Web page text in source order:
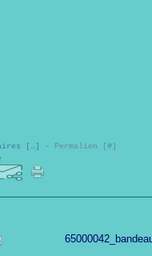
[…] - Permalien [#]